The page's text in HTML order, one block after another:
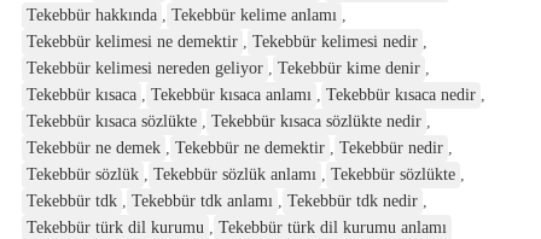
Tekebbür hakkında , Tekebbür kelime anlamı ,
Tekebbür kelimesi ne demektir , Tekebbür kelimesi nedir ,
Tekebbür kelimesi nereden geliyor , Tekebbür kime denir ,
Tekebbür kısaca , Tekebbür kısaca anlamı , Tekebbür kısaca nedir ,
Tekebbür kısaca sözlükte , Tekebbür kısaca sözlükte nedir ,
Tekebbür ne demek , Tekebbür ne demektir , Tekebbür nedir ,
Tekebbür sözlük , Tekebbür sözlük anlamı , Tekebbür sözlükte ,
Tekebbür tdk , Tekebbür tdk anlamı , Tekebbür tdk nedir ,
Tekebbür türk dil kurumu , Tekebbür türk dil kurumu anlamı